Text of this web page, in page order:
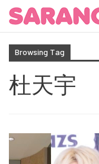
Browsing Tag
杜天宇